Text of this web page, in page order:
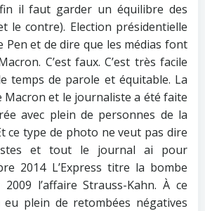
il faut garder un équilibre des
le contre). Election présidentielle
Pen et de dire que les médias font
C’est faux. C’est très facile
temps de parole et équitable. La
et le journaliste a été faite
avec plein de personnes de la
ce type de photo ne veut pas dire
et tout le journal ai pour
2014 L’Express titre la bombe
l’affaire Strauss-Kahn. À ce
plein de retombées négatives